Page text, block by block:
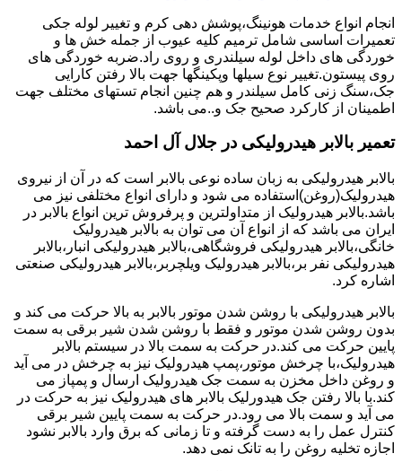
انجام انواع خدمات هونینگ،پوشش دهی کرم و تغییر لوله جکی
تعمیرات اساسی شامل ترمیم کلیه عیوب از جمله خش ها و
خوردگی های داخل لوله سیلندری و روی راد.ضربه خوردگی های
روی پیستون.تغییر نوع سیلها وپکینگها جهت بالا رفتن کارایی
جک،سنگ زنی کامل سیلندر و هم چنین انجام تستهای مختلف جهت
اطمینان از کارکرد صحیح جک و..می باشد.
تعمیر بالابر هیدرولیکی در جلال آل احمد
بالابر هیدرولیکی به زبان ساده نوعی بالابر است که در آن از نیروی
هیدرولیک(روغن)استفاده می شود و دارای انواع مختلفی نیز می
باشد.بالابر هیدرولیک از متداولترین و پرفروش ترین انواع بالابر در
ایران می باشد که از انواع آن می توان به بالابر هیدرولیک
خانگی،بالابر هیدرولیکی فروشگاهی،بالابر هیدرولیکی انبار،بالابر
هیدرولیکی نفر بر،بالابر هیدرولیک ویلچربر،بالابر هیدرولیکی صنعتی
اشاره کرد.
بالابر هیدرولیکی با روشن شدن موتور بالابر به بالا حرکت می کند و
بدون روشن شدن موتور و فقط با روشن شدن شیر برقی به سمت
پایین حرکت می کند.در حرکت به سمت بالا در سیستم بالابر
هیدرولیک،با چرخش موتور،پمپ هیدرولیک نیز به چرخش در می آید
و روغن داخل مخزن به سمت جک هیدرولیک ارسال و پمپاز می
کند.با بالا رفتن جک هیدورلیک بالابر های هیدرولیک نیز به حرکت در
می آید و سمت بالا می رود.در حرکت به سمت پایین شیر برقی
کنترل عمل را به دست گرفته و تا زمانی که برق وارد بالابر نشود
اجازه تخلیه روغن را به تانک نمی دهد.